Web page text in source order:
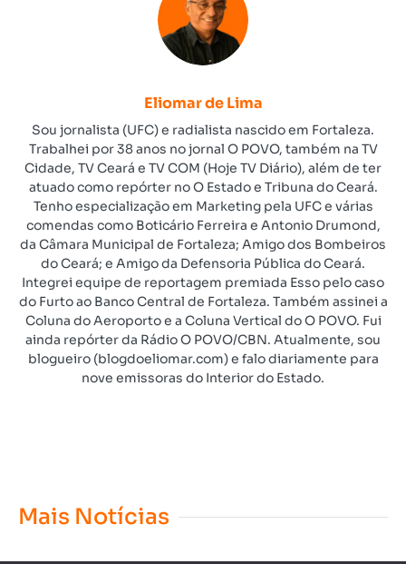
Eliomar de Lima
Sou jornalista (UFC) e radialista nascido em Fortaleza.
Trabalhei por 38 anos no jornal O POVO, também na TV
Cidade, TV Ceará e TV COM (Hoje TV Diário), além de ter
atuado como repórter no O Estado e Tribuna do Ceará.
Tenho especialização em Marketing pela UFC e várias
comendas como Boticário Ferreira e Antonio Drumond,
da Câmara Municipal de Fortaleza; Amigo dos Bombeiros
do Ceará; e Amigo da Defensoria Pública do Ceará.
Integrei equipe de reportagem premiada Esso pelo caso
do Furto ao Banco Central de Fortaleza. Também assinei a
Coluna do Aeroporto e a Coluna Vertical do O POVO. Fui
ainda repórter da Rádio O POVO/CBN. Atualmente, sou
blogueiro (blogdoeliomar.com) e falo diariamente para
nove emissoras do Interior do Estado.
Mais Notícias